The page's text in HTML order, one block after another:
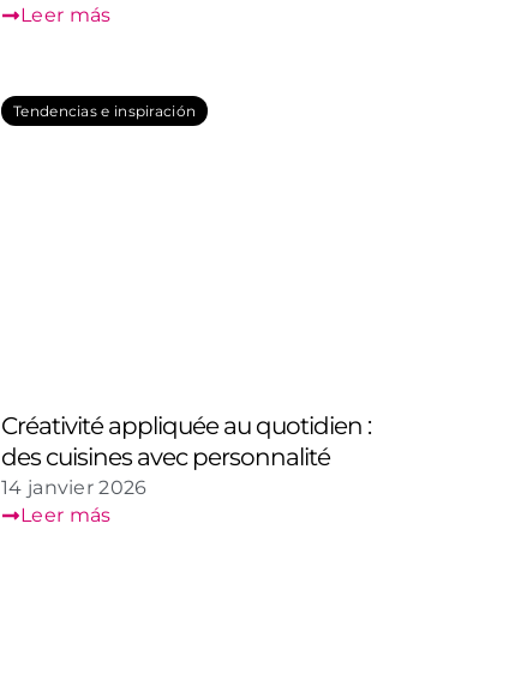
Leer más
Tendencias e inspiración
Créativité appliquée au quotidien :
des cuisines avec personnalité
14 janvier 2026
Leer más